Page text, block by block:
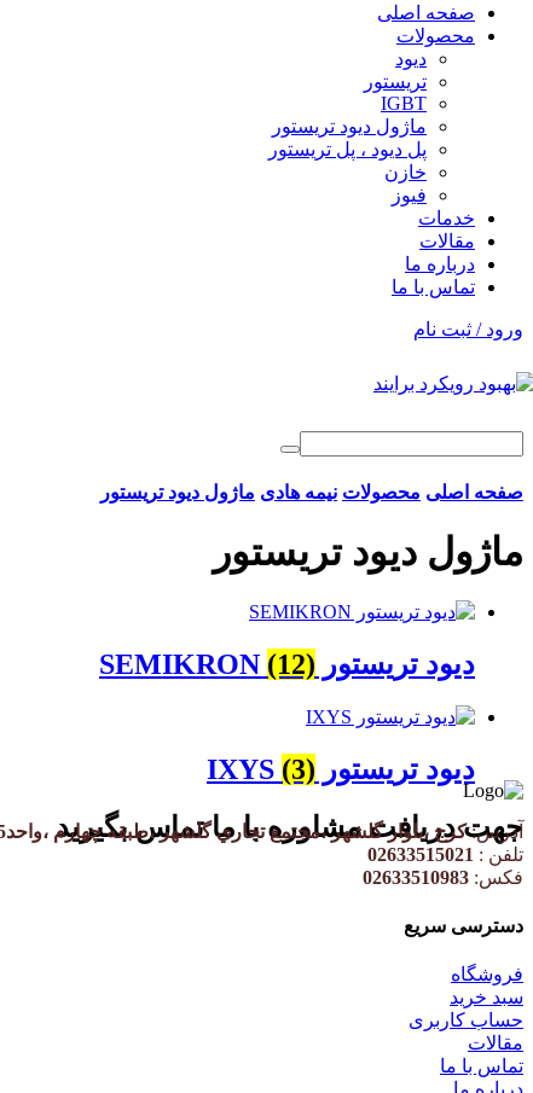
صفحه اصلی
محصولات
دیود
تریستور
IGBT
ماژول دیود تریستور
پل دیود ، پل تریستور
خازن
فیوز
خدمات
مقالات
درباره ما
تماس با ما
ورود / ثبت نام
صفحه اصلی محصولات نیمه هادی ماژول دیود تریستور
ماژول دیود تریستور
دیود تریستور SEMIKRON (12)
دیود تریستور IXYS (3)
جهت دریافت مشاوره با ما تماس بگیرید
آدرس:کرج ،بلوار گلشهر ،مجتمع تجاري گلشهر ،طبقه چهارم ،واحدH5
تلفن : 02633515021
فکس: 02633510983
دسترسی سریع
فروشگاه
سبد خرید
حساب کاربری
مقالات
تماس با ما